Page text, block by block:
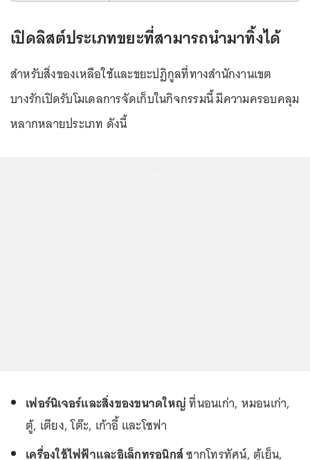
เปิดลิสต์ประเภทขยะที่สามารถนำมาทิ้งได้
สำหรับสิ่งของเหลือใช้และขยะปฏิกูลที่ทางสำนักงานเขต
บางรักเปิดรับโมเดลการจัดเก็บในกิจกรรมนี้ มีความครอบคลุม
หลากหลายประเภท ดังนี้
เฟอร์นิเจอร์และสิ่งของขนาดใหญ่ที่นอนเก่า, หมอนเก่า,
ตู้, เตียง, โต๊ะ, เก้าอี้ และโซฟา
เครื่องใช้ไฟฟ้าและอิเล็กทรอนิกส์ซากโทรทัศน์, ตู้เย็น,